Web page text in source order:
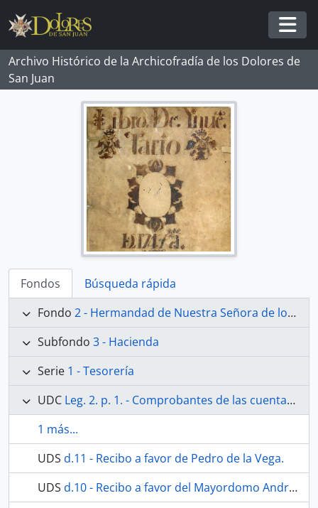
Skip to main content
Archivo Histórico de la Archicofradía de los Dolores de
San Juan
Fondos
Búsqueda rápida
Fondo 2 - Hermandad de Nuestra Señora de los Dolores
Subfondo 3 - Hacienda
Serie 1 - Tesorería
UDC Leg. 2. p. 1. - Comprobantes de las cuentas generales. Incluyen cuentas y recibos arreglo de la capilla en 1790.
1 más...
UDS d.11 - Recibo a favor de Pedro de la Vega.
UDS d.10 - Recibo a favor del Mayordomo Andrés López Madueño.